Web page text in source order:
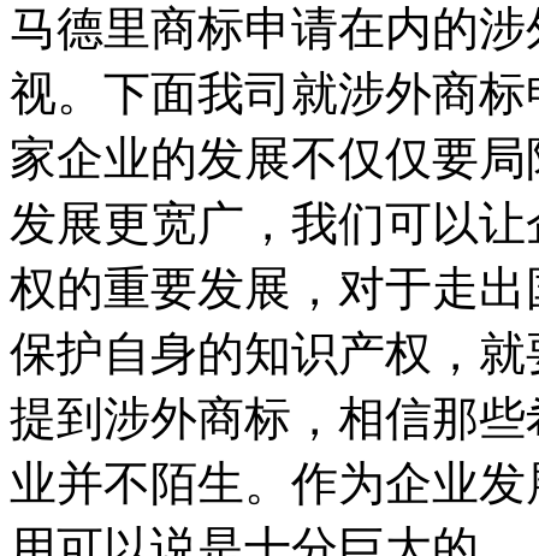
马德里商标申请在内的
视。下面我司就涉外商
家企业的发展不仅仅要
发展更宽广，我们可以
权的重要发展，对于走
保护自身的知识产权，
提到涉外商标，相信那
业并不陌生。作为企业